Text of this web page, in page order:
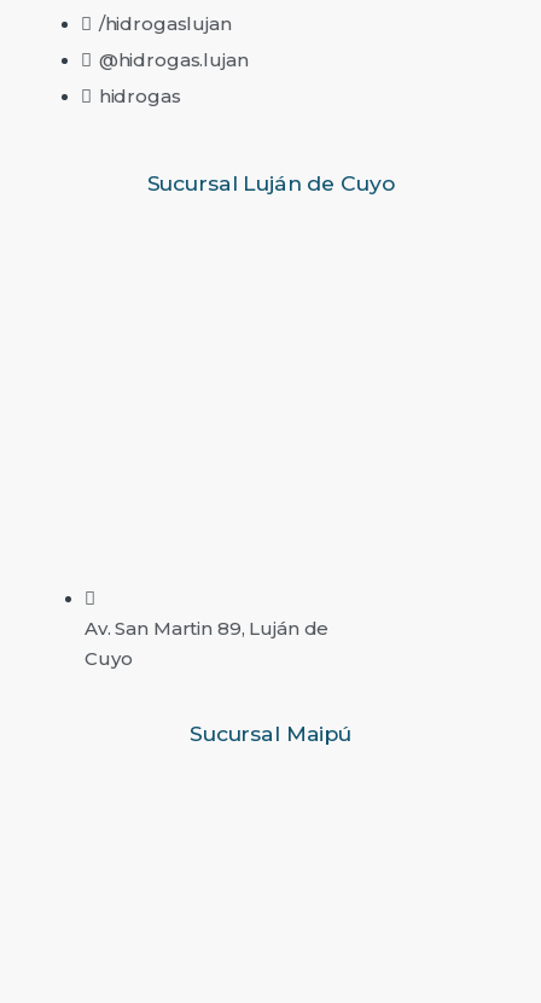
/hidrogaslujan
@hidrogas.lujan
hidrogas
Sucursal Luján de Cuyo
Av. San Martin 89, Luján de
Cuyo
Sucursal Maipú